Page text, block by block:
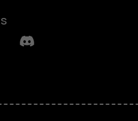
Discord